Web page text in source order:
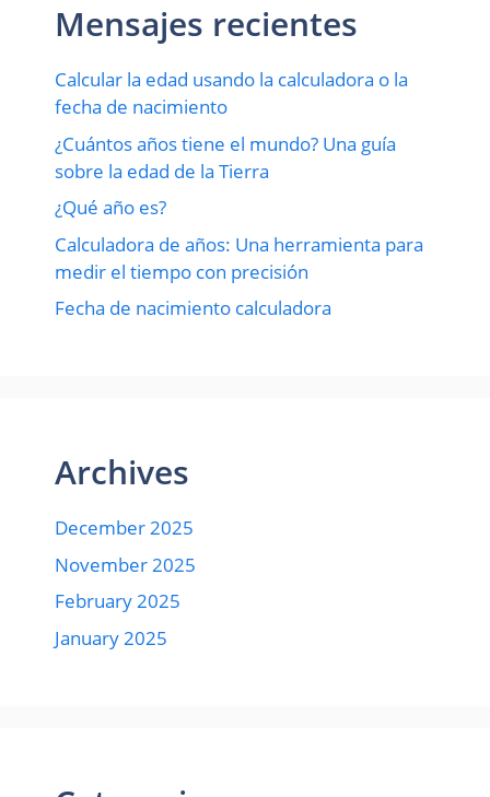
Mensajes recientes
Calcular la edad usando la calculadora o la
fecha de nacimiento
¿Cuántos años tiene el mundo? Una guía
sobre la edad de la Tierra
¿Qué año es?
Calculadora de años: Una herramienta para
medir el tiempo con precisión
Fecha de nacimiento calculadora
Archives
December 2025
November 2025
February 2025
January 2025